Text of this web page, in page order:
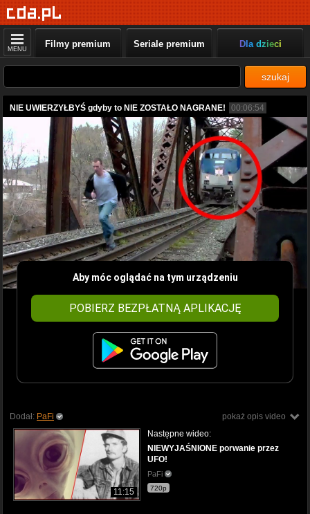
MENU Filmy premium Seriale premium Dla dzieci
szukaj
NIE UWIERZYŁBYŚ gdyby to NIE ZOSTAŁO NAGRANE! 00:06:54
Aby móc oglądać na tym urządzeniu
POBIERZ BEZPŁATNĄ APLIKACJĘ
pokaż opis video
Dodał: PaFi
11:15
Następne wideo:
NIEWYJAŚNIONE porwanie przez
UFO!
PaFi
720p